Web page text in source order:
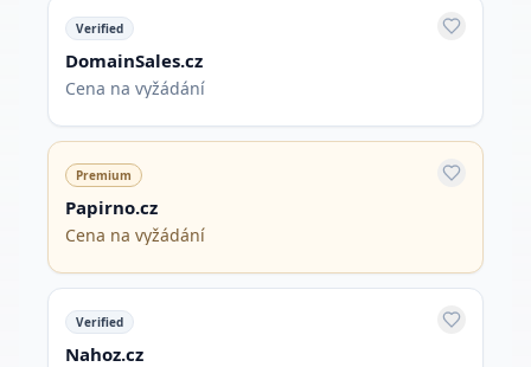
Verified
DomainSales.cz
Cena na vyžádání
Premium
Papirno.cz
Cena na vyžádání
Verified
Nahoz.cz